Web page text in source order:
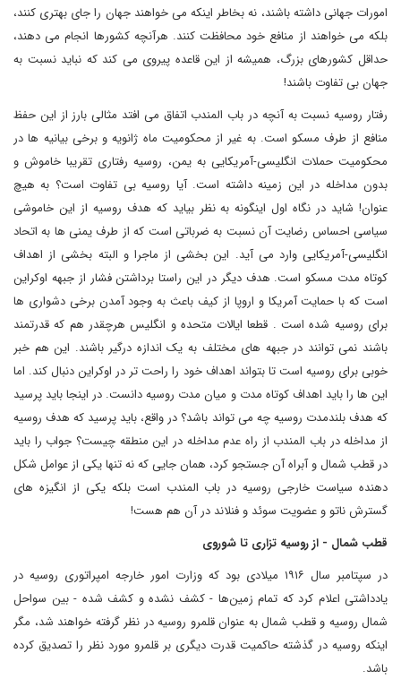
امورات جهانی داشته باشند، نه بخاطر اینکه می خواهند جهان را جای بهتری کنند،
بلکه می خواهند از منافع خود محافظت کنند. هرآنچه کشورها انجام می دهند،
حداقل کشورهای بزرگ، همیشه از این قاعده پیروی می کند که نباید نسبت به
جهان بی تفاوت باشند!
رفتار روسیه نسبت به آنچه در باب المندب اتفاق می افتد مثالی بارز از این حفظ
منافع از طرف مسکو است. به غیر از محکومیت ماه ژانویه و برخی بیانیه ها در
محکومیت حملات انگلیسی-آمریکایی به یمن، روسیه رفتاری تقریبا خاموش و
بدون مداخله در این زمینه داشته است. آیا روسیه بی تفاوت است؟ به هیچ
عنوان! شاید در نگاه اول اینگونه به نظر بیاید که هدف روسیه از این خاموشی
سیاسی احساس رضایت آن نسبت به ضرباتی است که از طرف یمنی ها به اتحاد
انگلیسی-آمریکایی وارد می آید. این بخشی از ماجرا و البته بخشی از اهداف
کوتاه مدت مسکو است. هدف دیگر در این راستا برداشتن فشار از جبهه اوکراین
است که با حمایت آمریکا و اروپا از کیف باعث به وجود آمدن برخی دشواری ها
برای روسیه شده است . قطعا ایالات متحده و انگلیس هرچقدر هم که قدرتمند
باشند نمی توانند در جبهه های مختلف به یک اندازه درگیر باشند. این هم خبر
خوبی برای روسیه است تا بتواند اهداف خود را راحت تر در اوکراین دنبال کند. اما
این ها را باید اهداف کوتاه مدت و میان مدت روسیه دانست. در اینجا باید پرسید
که هدف بلندمدت روسیه چه می تواند باشد؟ در واقع، باید پرسید که هدف روسیه
از مداخله در باب المندب از راه عدم مداخله در این منطقه چیست؟ جواب را باید
در قطب شمال و آبراه آن جستجو کرد، همان جایی که نه تنها یکی از عوامل شکل
دهنده سیاست خارجی روسیه در باب المندب است بلکه یکی از انگیزه های
گسترش ناتو و عضویت سوئد و فنلاند در آن هم هست!
قطب شمال - از روسیه تزاری تا شوروی
در سپتامبر سال ۱۹۱۶ میلادی بود که وزارت امور خارجه امپراتوری روسیه در
یادداشتی اعلام کرد که تمام زمین‌ها - کشف نشده و کشف شده - بین سواحل
شمال روسیه و قطب شمال به عنوان قلمرو روسیه در نظر گرفته خواهند شد، مگر
اینکه روسیه در گذشته حاکمیت قدرت دیگری بر قلمرو مورد نظر را تصدیق کرده
باشد.